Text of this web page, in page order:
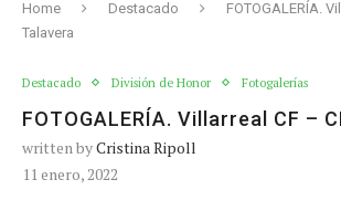
Home Destacado
FOTOGALERÍA.
Talavera
Destacado División de Honor Fotogalerías
FOTOGALERÍA. Villarreal CF –
written byCristina Ripoll
11 enero, 2022